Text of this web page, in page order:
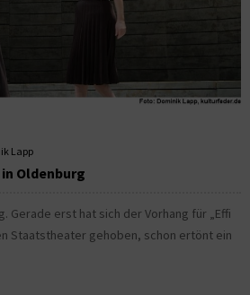
Lapp
Oldenburg
Gerade erst hat sich der Vorhang für „Effi
Staatstheater gehoben, schon ertönt ein